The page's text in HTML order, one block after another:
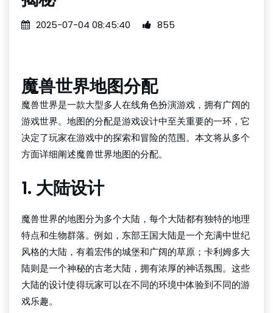
2025-07-04 08:45:40 855
魔兽世界地图分配
魔兽世界是一款大型多人在线角色扮演游戏，拥有广阔的
游戏世界。地图的分配是游戏设计中至关重要的一环，它
决定了玩家在游戏中的探索和冒险的范围。本文将从多个
方面详细阐述魔兽世界地图的分配。
1. 大陆设计
魔兽世界的地图分为多个大陆，每个大陆都有独特的地理
特点和生物群落。例如，东部王国大陆是一个充满中世纪
风格的大陆，有着宏伟的城堡和广阔的草原；卡利姆多大
陆则是一个神秘的古老大陆，拥有浓厚的神话氛围。这些
大陆的设计使得玩家可以在不同的环境中体验到不同的游
戏乐趣。